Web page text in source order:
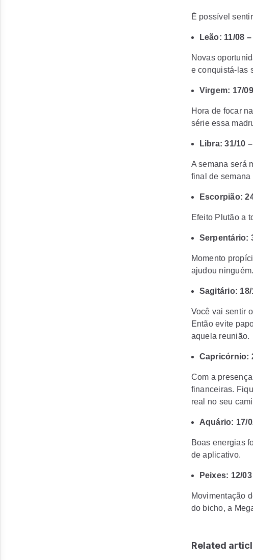
É possível
Leão: 11/08
Novas
e conquistá-las
Virgem: 17/
Hora de focar
série essa
Libra: 31/10
A semana será
final de
Escorpião:
Efeito Plutão a
Serpentário:
Momento
ajudou ninguém.
Sagitário: 18/
Você vai sentir
Então evite
aquela reunião.
Capricórnio:
Com a
financeiras.
real no seu
Aquário: 17/
Boas energias
de aplicativo.
Peixes: 12/
Movimentação
do bicho, a
Related